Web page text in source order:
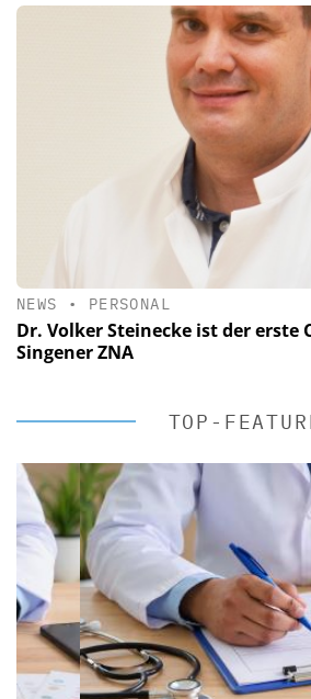
NEWS • PERSONAL
Dr. Volker Steinecke ist der erste
Singener ZNA
TOP-